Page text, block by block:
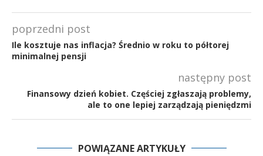
poprzedni post
Ile kosztuje nas inflacja? Średnio w roku to półtorej
minimalnej pensji
następny post
Finansowy dzień kobiet. Częściej zgłaszają problemy,
ale to one lepiej zarządzają pieniędzmi
POWIĄZANE ARTYKUŁY